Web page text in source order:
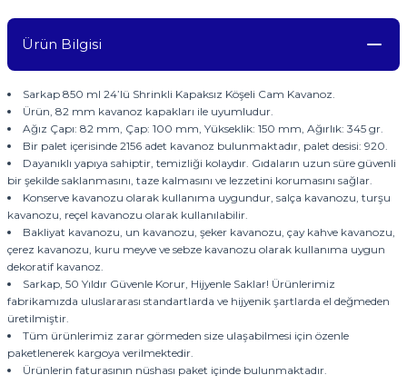
Ürün Bilgisi
Sarkap 850 ml 24’lü Shrinkli Kapaksız Köşeli Cam Kavanoz.
Ürün, 82 mm kavanoz kapakları ile uyumludur.
Ağız Çapı: 82 mm, Çap: 100 mm, Yükseklik: 150 mm, Ağırlık: 345 gr.
Bir palet içerisinde 2156 adet kavanoz bulunmaktadır, palet desisi: 920.
Dayanıklı yapıya sahiptir, temizliği kolaydır. Gıdaların uzun süre güvenli
bir şekilde saklanmasını, taze kalmasını ve lezzetini korumasını sağlar.
Konserve kavanozu olarak kullanıma uygundur, salça kavanozu, turşu
kavanozu, reçel kavanozu olarak kullanılabilir.
Bakliyat kavanozu, un kavanozu, şeker kavanozu, çay kahve kavanozu,
çerez kavanozu, kuru meyve ve sebze kavanozu olarak kullanıma uygun
dekoratif kavanoz.
Sarkap, 50 Yıldır Güvenle Korur, Hijyenle Saklar! Ürünlerimiz
fabrikamızda uluslararası standartlarda ve hijyenik şartlarda el değmeden
üretilmiştir.
Tüm ürünlerimiz zarar görmeden size ulaşabilmesi için özenle
paketlenerek kargoya verilmektedir.
Ürünlerin faturasının nüshası paket içinde bulunmaktadır.